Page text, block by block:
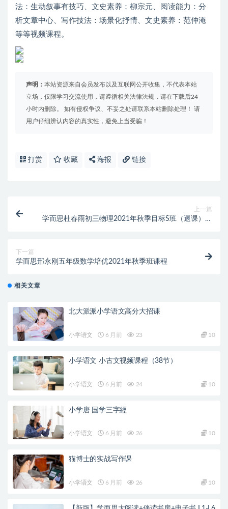
法：生动叙事有技巧、文史素养：柳宗元、阅读能力：分
析文章中心、写作技法：场景化抒情、文史素养：范仲淹
等等视频课程。
声明： 本站资源来自会员发布以及互联网公开收集，不代表本站
立场，仅限学习交流使用，请遵循相关法律法规，请在下载后24
小时内删除。 如有侵权争议、不妥之处请联系本站删除处理！ 请
用户仔细辨认内容的真实性，避免上当受骗！
打赏 收藏 海报 链接
上一篇
学而思杜春雨初三物理2021年秋季目标S班（退课）课
下一篇
学而思邢永刚五年级数学培优2021年秋季班课程
相关文章
北大派派小学语文高分大招课
小学语文 6 月前 23 10
小学语文 小古文视频课程（38节）
小学语文 6 月前 24 10
小学唐 国学三字經
小学语文 6 月前 26 10
猫博士的实战写作课
小学语文 6 月前 26 10